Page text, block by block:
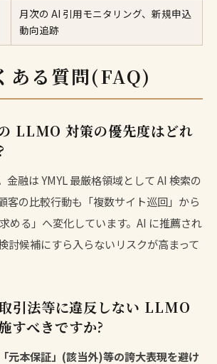
月次の AI 引用モニタリング、新規申込
動向追跡
ある質問(FAQ)
LLMO 対策の優先度はどれ
金融は YMYL 最厳格領域として AI 検索の
客の比較行動も「複数サイト巡回」から
める」へ変化しています。AI に推薦され
討候補にすら入らないリスクが高まって
引法等に違反しない LLMO
すべきですか?
元本保証」(該当外)等の誇大表現を避け